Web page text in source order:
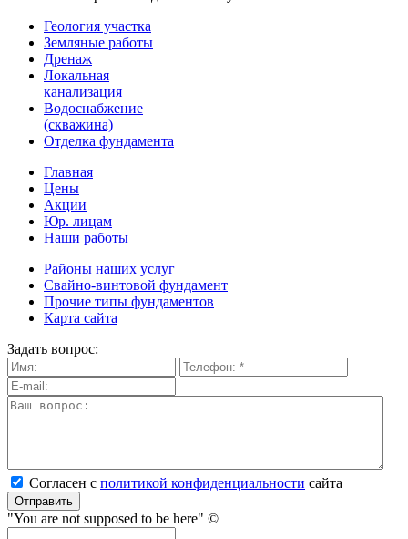
Геология участка
Земляные работы
Дренаж
Локальная
канализация
Водоснабжение
(скважина)
Отделка фундамента
Главная
Цены
Акции
Юр. лицам
Наши работы
Районы наших услуг
Свайно-винтовой фундамент
Прочие типы фундаментов
Карта сайта
Задать вопрос:
Согласен с политикой кон­фи­ден­ци­аль­нос­ти сайта
Отправить
"You are not supposed to be here" ©